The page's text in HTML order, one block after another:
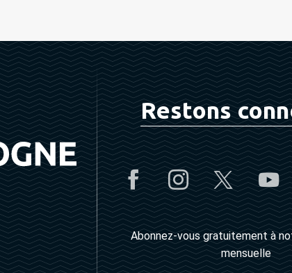
Restons
Abonnez-vous gratuitement à
mensuelle